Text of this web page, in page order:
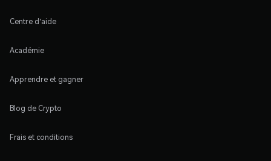
Centre d'aide
Académie
Apprendre et gagner
Blog de Crypto
Frais et conditions